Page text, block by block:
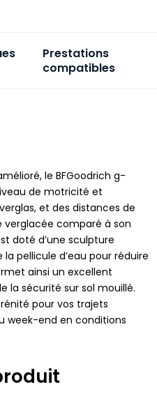
Prestations
compatibles
le BFGoodrich g-
de motricité et
et des distances de
verglacée comparé à son
doté d’une sculpture
pellicule d’eau pour réduire
ainsi un excellent
la sécurité sur sol mouillé.
pour vos trajets
week-end en conditions